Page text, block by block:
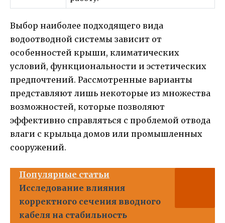
Выбор наиболее подходящего вида
водоотводной системы зависит от
особенностей крыши, климатических
условий, функциональности и эстетических
предпочтений. Рассмотренные варианты
представляют лишь некоторые из множества
возможностей, которые позволяют
эффективно справляться с проблемой отвода
влаги с крыльца домов или промышленных
сооружений.
Популярные статьи
Исследование влияния
корректного сечения вводного
кабеля на стабильность